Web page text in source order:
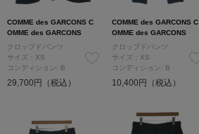
COMME des GARCONS C
OMME des GARCONS
クロップドパンツ
サイズ：XS
コンディション: B
29,700円（税込）
COMME des GARCONS C
OMME des GARCONS
クロップドパンツ
サイズ：XS
コンディション: B
10,400円（税込）